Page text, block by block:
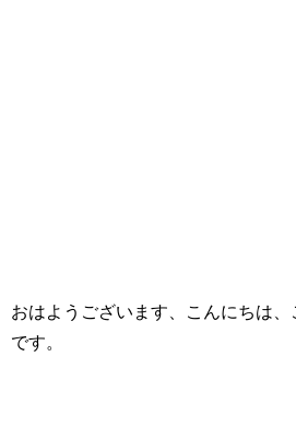
おはようございます、こんにちは
です。